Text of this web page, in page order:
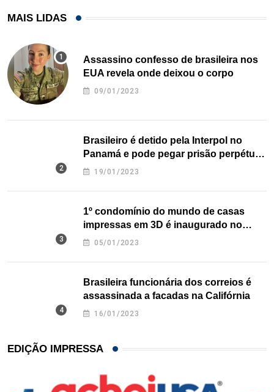
MAIS LIDAS
Assassino confesso de brasileira nos
EUA revela onde deixou o corpo
09/01/2023
Brasileiro é detido pela Interpol no
Panamá e pode pegar prisão perpétua
nos EUA
19/01/2023
1º condomínio do mundo de casas
impressas em 3D é inaugurado no
Texas
05/01/2023
Brasileira funcionária dos correios é
assassinada a facadas na Califórnia
16/01/2023
EDIÇÃO IMPRESSA